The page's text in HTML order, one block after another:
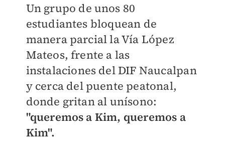
Un grupo de unos 80
estudiantes bloquean de
manera parcial la Vía López
Mateos, frente a las
instalaciones del DIF Naucalpan
y cerca del puente peatonal,
donde gritan al unísono:
"queremos a Kim, queremos a
Kim".